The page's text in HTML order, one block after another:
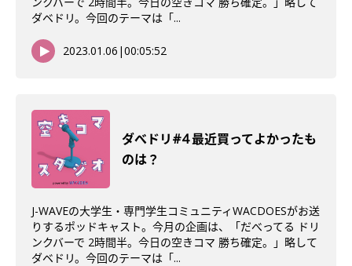
ダベドリ。今回のテーマは「...
2023.01.06 |00:05:52
ダべドリ#4 最近買ってよかったも
のは？
J-WAVEの大学生・専門学生コミュニティWACDOESがお送
りするポッドキャスト。今月の企画は、「だべってる ドリ
ンクバーで 2時間半。今日の空きコマ 勝ち確定。」略して
ダベドリ。今回のテーマは「...